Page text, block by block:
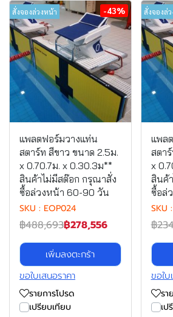
สั่งจองล่วงหน้า -43%
แพลตฟอร์มวางแท่น
สตาร์ท สีขาว ขนาด 2.5ม.
x 0.70.7ม. x 0.30.3ม**
สินค้าไม่มีสต๊อก กรุณาสั่ง
ซื้อล่วงหน้า 60-90 วัน
SKU : EOP024
฿488,693฿278,556
เพิ่มลงตะกร้า
ขอใบเสนอราคา
รายการโปรด
เปรียบเทียบ
สั่งจองล่
แพล
สตา
x
สินค้
ซื้อล่
SKU
฿
ขอใบ
รา
เป